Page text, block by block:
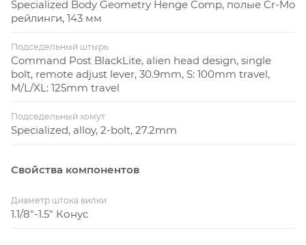
Specialized Body Geometry Henge Comp, полые Cr-Mo
рейлинги, 143 мм
Подседельный штырь
Command Post BlackLite, alien head design, single
bolt, remote adjust lever, 30.9mm, S: 100mm travel,
M/L/XL: 125mm travel
Подседельный хомут
Specialized, alloy, 2-bolt, 27.2mm
Свойства компонентов
Диаметр штока вилки
1.1/8"-1.5" Конус